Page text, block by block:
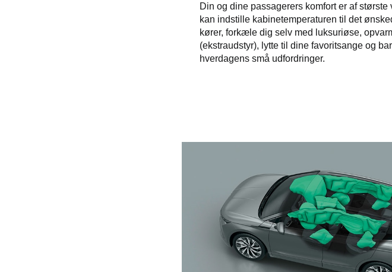
Din og dine passagerers komfort er af største
kan indstille kabinetemperaturen til det
kører, forkæle dig selv med luksuriøse,
(ekstraudstyr), lytte til dine favoritsange og
hverdagens små udfordringer.